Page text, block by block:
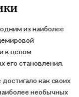
из наиболее
в целом
его становления.
как своих
необычных